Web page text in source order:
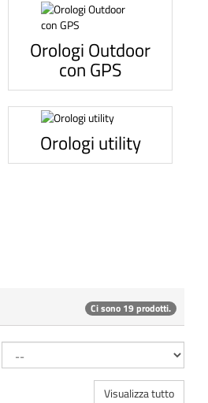
Orologi Outdoor
con GPS
Orologi utility
Ci sono 19 prodotti.
Visualizza tutto